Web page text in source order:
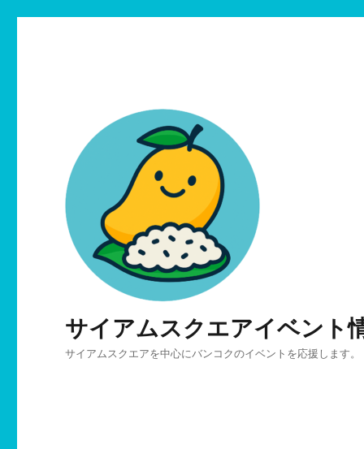
サイアムスクエアイベント
サイアムスクエアを中心にバンコクのイベントを応援します。